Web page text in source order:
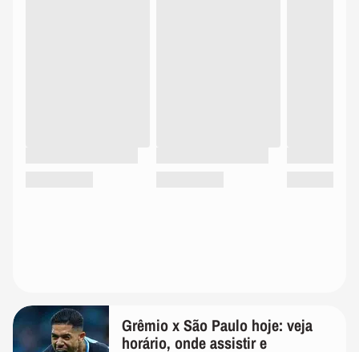
Grêmio x São Paulo hoje: veja
horário, onde assistir e